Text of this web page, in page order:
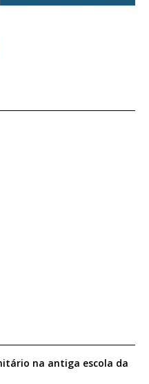
na antiga escola da